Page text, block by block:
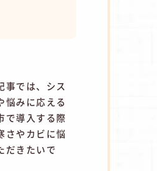
事では、シス
悩みに応える
で導入する際
さやカビに悩
だきたいで